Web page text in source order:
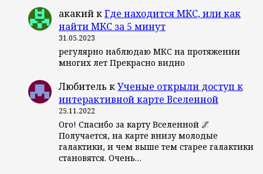
акакийкГде находится МКС, или как
найти МКС за 5 минут
31.05.2023
регулярно наблюдаю МКС на протяжении
многих лет Прекрасно видно
Любитель кУченые открыли доступ к
интерактивной карте Вселенной
25.11.2022
Ого! Спасибо за карту Вселенной 🌌
Получается, на карте внизу молодые
галактики, и чем выше тем старее галактики
становятся. Очень…